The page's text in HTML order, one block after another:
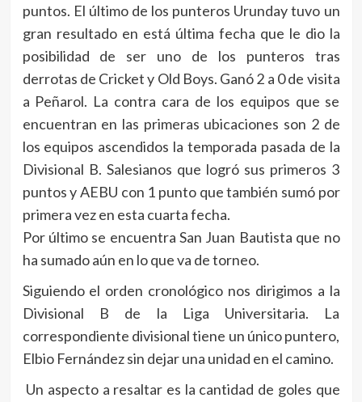
puntos. El último de los punteros Urunday tuvo un
gran resultado en está última fecha que le dio la
posibilidad de ser uno de los punteros tras
derrotas de Cricket y Old Boys. Ganó 2 a 0 de visita
a Peñarol. La contra cara de los equipos que se
encuentran en las primeras ubicaciones son 2 de
los equipos ascendidos la temporada pasada de la
Divisional B. Salesianos que logró sus primeros 3
puntos y AEBU con 1 punto que también sumó por
primera vez en esta cuarta fecha.
Por último se encuentra San Juan Bautista que no
ha sumado aún en lo que va de torneo.
Siguiendo el orden cronológico nos dirigimos a la
Divisional B de la Liga Universitaria. La
correspondiente divisional tiene un único puntero,
Elbio Fernández sin dejar una unidad en el camino.
Un aspecto a resaltar es la cantidad de goles que